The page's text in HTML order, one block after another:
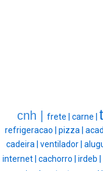
cnh | frete | carne |
refrigeracao | pizza |
cadeira | ventilador |
internet | cachorro | irdeb |